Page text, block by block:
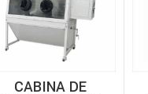
CABINA DE